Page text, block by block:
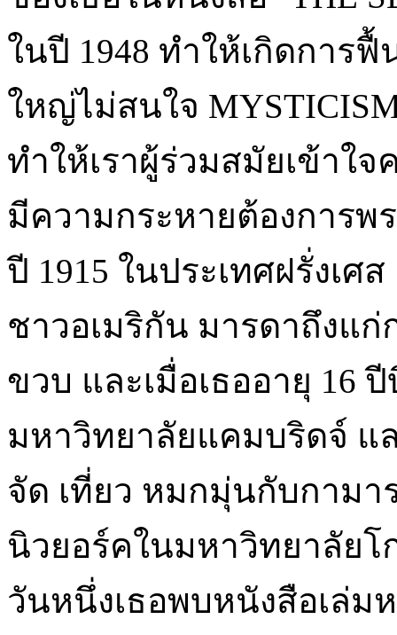
ในปี 1948 ทำให้เกิดการ
ใหญ่ไม่สนใจ
ทำให้เราผู้ร่วมสมัยเข้าใ
มีความกระหายต้องการพร
ปี 1915 ในประเทศฝรั่งเ
ชาวอเมริกัน มารดาถึงแก่
ขวบ และเมื่อเธออายุ 16
มหาวิทยาลัยแคมบริดจ์ แ
จัด เที่ยว หมกมุ่นกับกามา
นิวยอร์คในมหาวิทยาลัยโ
วันหนึ่งเธอพบหนังสือเล่ม